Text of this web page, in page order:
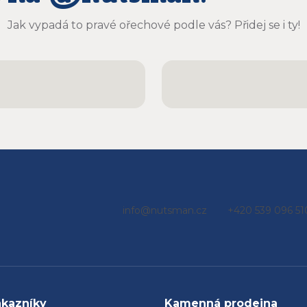
chutnají
a určitě
Jak vypadá to pravé ořechové podle vás? Přidej se i ty!
info@nutsman.cz +420 539 096
Kamenná prodejna